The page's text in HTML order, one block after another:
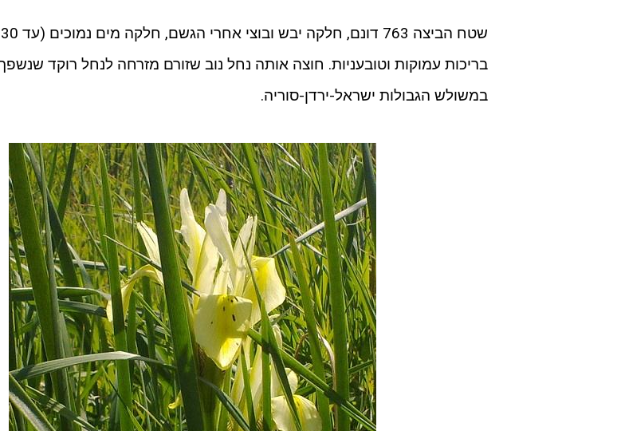
בריכות עמוקות וטובעניות. חוצה אותה נחל נוב שזורם מזרחה לנחל רוקד
במשולש הגבולות ישראל-ירדן-סוריה.